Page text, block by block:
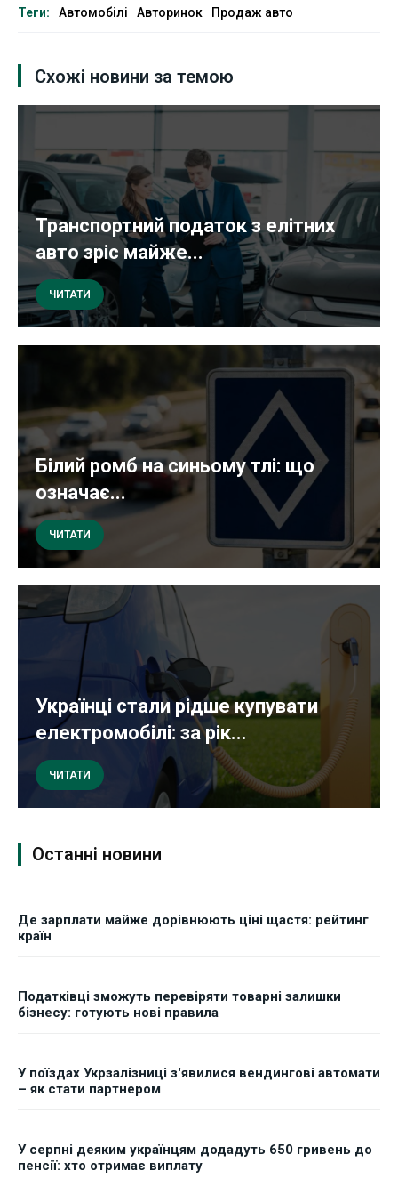
Теги: Автомобілі Авторинок Продаж авто
Схожі новини за темою
Транспортний податок з елітних
авто зріс майже...
ЧИТАТИ
Білий ромб на синьому тлі: що
означає...
ЧИТАТИ
Українці стали рідше купувати
електромобілі: за рік...
ЧИТАТИ
Останні новини
Де зарплати майже дорівнюють ціні щастя: рейтинг
країн
Податківці зможуть перевіряти товарні залишки
бізнесу: готують нові правила
У поїздах Укрзалізниці з'явилися вендингові автомати
– як стати партнером
У серпні деяким українцям додадуть 650 гривень до
пенсії: хто отримає виплату